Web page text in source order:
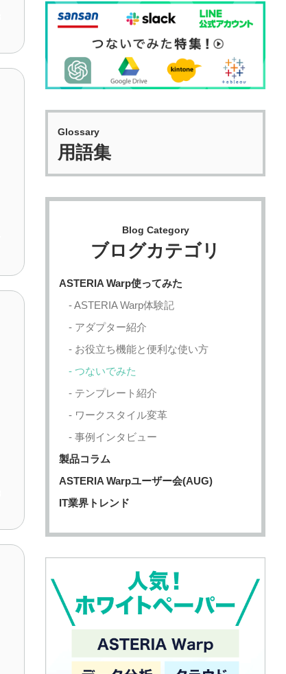
Glossary
用語集
Blog Category
ブログカテゴリ
ASTERIA Warp使ってみた
ASTERIA Warp体験記
アダプター紹介
お役立ち機能と便利な使い方
つないでみた
テンプレート紹介
ワークスタイル変革
事例インタビュー
製品コラム
ASTERIA Warpユーザー会(AUG)
IT業界トレンド